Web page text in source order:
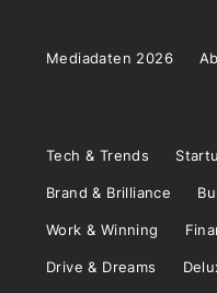
Mediadaten 2026
Tech & Trends
Brand & Brilliance
Work & Winning
Drive & Dreams